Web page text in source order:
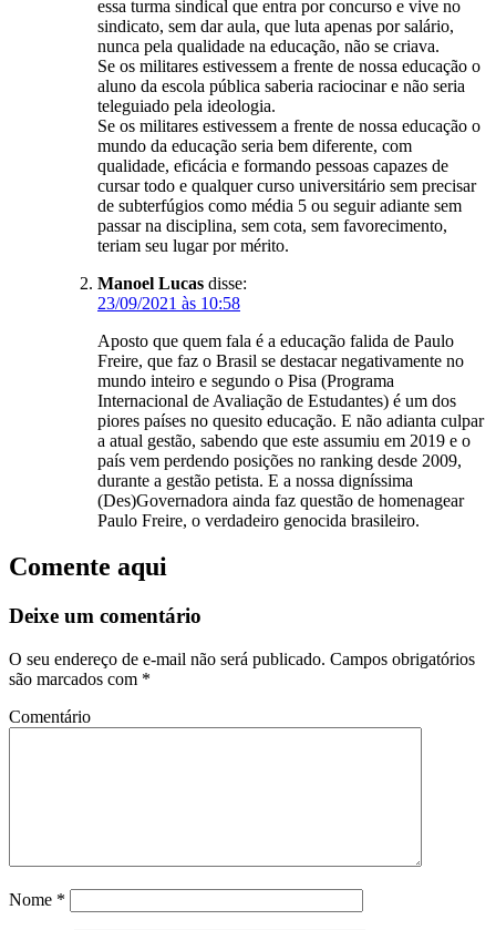
essa turma sindical que entra por concurso e vive no
sindicato, sem dar aula, que luta apenas por salário,
nunca pela qualidade na educação, não se criava.
Se os militares estivessem a frente de nossa educação o
aluno da escola pública saberia raciocinar e não seria
teleguiado pela ideologia.
Se os militares estivessem a frente de nossa educação o
mundo da educação seria bem diferente, com
qualidade, eficácia e formando pessoas capazes de
cursar todo e qualquer curso universitário sem precisar
de subterfúgios como média 5 ou seguir adiante sem
passar na disciplina, sem cota, sem favorecimento,
teriam seu lugar por mérito.
Manoel Lucas disse:
23/09/2021 às 10:58
Aposto que quem fala é a educação falida de Paulo
Freire, que faz o Brasil se destacar negativamente no
mundo inteiro e segundo o Pisa (Programa
Internacional de Avaliação de Estudantes) é um dos
piores países no quesito educação. E não adianta culpar
a atual gestão, sabendo que este assumiu em 2019 e o
país vem perdendo posições no ranking desde 2009,
durante a gestão petista. E a nossa digníssima
(Des)Governadora ainda faz questão de homenagear
Paulo Freire, o verdadeiro genocida brasileiro.
Comente aqui
Deixe um comentário
O seu endereço de e-mail não será publicado. Campos obrigatórios
são marcados com *
Comentário
Nome *